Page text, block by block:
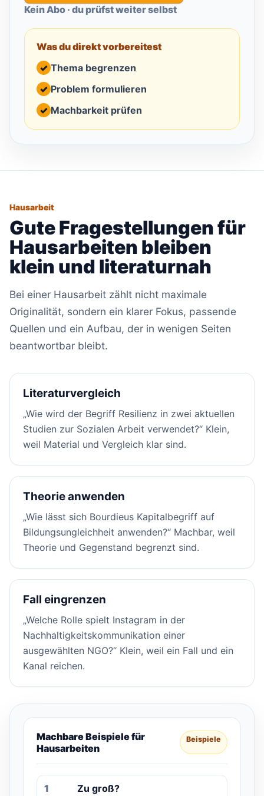
Kein Abo · du prüfst weiter selbst
Was du direkt vorbereitest
✓ Thema begrenzen
✓ Problem formulieren
✓ Machbarkeit prüfen
Hausarbeit
Gute Fragestellungen für
Hausarbeiten bleiben
klein und literaturnah
Bei einer Hausarbeit zählt nicht maximale
Originalität, sondern ein klarer Fokus, passende
Quellen und ein Aufbau, der in wenigen Seiten
beantwortbar bleibt.
Literaturvergleich
„Wie wird der Begriff Resilienz in zwei aktuellen
Studien zur Sozialen Arbeit verwendet?“ Klein,
weil Material und Vergleich klar sind.
Theorie anwenden
„Wie lässt sich Bourdieus Kapitalbegriff auf
Bildungsungleichheit anwenden?“ Machbar, weil
Theorie und Gegenstand begrenzt sind.
Fall eingrenzen
„Welche Rolle spielt Instagram in der
Nachhaltigkeitskommunikation einer
ausgewählten NGO?“ Klein, weil ein Fall und ein
Kanal reichen.
Machbare Beispiele für
Hausarbeiten
Beispiele
1
Zu groß?